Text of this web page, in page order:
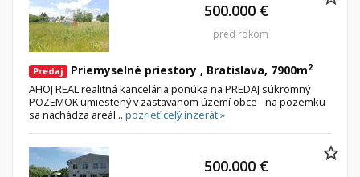
Predaj Priemyselné priestory , Bratislava, 7900m2
AHOJ REAL realitná kancelária ponúka na PREDAJ súkromný
POZEMOK umiestený v zastavanom území obce - na pozemku
sa nachádza areál... pozrieť celý inzerát »
500.000 €
pred rokom
500.000 €